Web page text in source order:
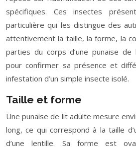
spécifiques. Ces insectes
particulière qui les distingue des
attentivement la taille, la forme, la
parties du corps d’une punaise
pour confirmer sa présence et
infestation d’un simple insecte isolé.
Taille et forme
Une punaise de lit adulte mesure
long, ce qui correspond à la taille
d’une lentille. Sa forme est